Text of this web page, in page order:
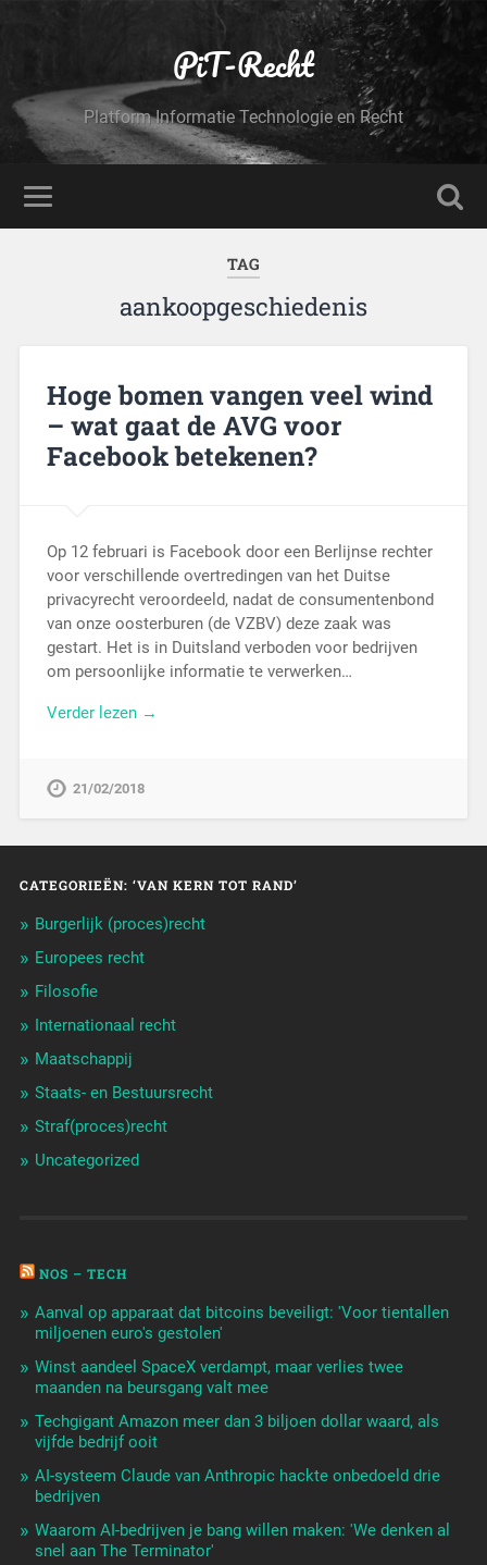
PiT-Recht
Platform Informatie Technologie en Recht
TAG
aankoopgeschiedenis
Hoge bomen vangen veel wind
– wat gaat de AVG voor
Facebook betekenen?
Op 12 februari is Facebook door een Berlijnse rechter
voor verschillende overtredingen van het Duitse
privacyrecht veroordeeld, nadat de consumentenbond
van onze oosterburen (de VZBV) deze zaak was
gestart. Het is in Duitsland verboden voor bedrijven
om persoonlijke informatie te verwerken…
Verder lezen →
21/02/2018
CATEGORIEËN: ‘VAN KERN TOT RAND’
Burgerlijk (proces)recht
Europees recht
Filosofie
Internationaal recht
Maatschappij
Staats- en Bestuursrecht
Straf(proces)recht
Uncategorized
NOS – TECH
Aanval op apparaat dat bitcoins beveiligt: 'Voor tientallen
miljoenen euro's gestolen'
Winst aandeel SpaceX verdampt, maar verlies twee
maanden na beursgang valt mee
Techgigant Amazon meer dan 3 biljoen dollar waard, als
vijfde bedrijf ooit
AI-systeem Claude van Anthropic hackte onbedoeld drie
bedrijven
Waarom AI-bedrijven je bang willen maken: 'We denken al
snel aan The Terminator'